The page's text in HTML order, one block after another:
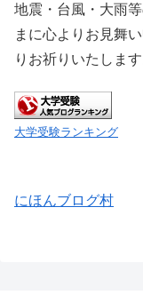
地震・台風・大雨
まに心よりお見舞
りお祈りいたします
大学受験ランキング
にほんブログ村